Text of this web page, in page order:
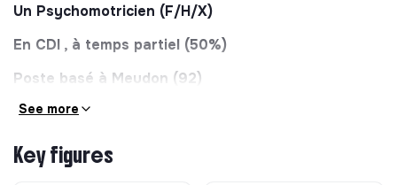
Un Psychomotricien (F/H/X)
En CDI , à temps partiel (50%)
Poste basé à Meudon (92)
Le CMPP est accessible en transports en commun
See more
Key figures